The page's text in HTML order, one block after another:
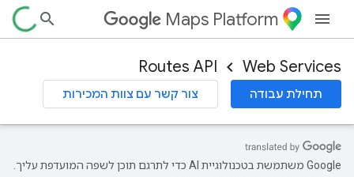
Maps Platform
Web Services
Routes API
תחילת עבודה צור קשר עם צוות המכירות
‫Google משתמשת בטכנולוגיית AI כדי לתרגם תוכן לשפה המועדפת עליך.